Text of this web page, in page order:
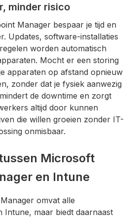
minder risico
Manager bespaar je tijd en
Updates, software-installaties
worden automatisch
Mocht er een storing
apparaten op afstand opnieuw
zonder dat je fysiek aanwezig
de downtime en zorgt
altijd door kunnen
die willen groeien zonder IT-
onmisbaar.
Microsoft
en Intune
omvat alle
Intune, maar biedt daarnaast